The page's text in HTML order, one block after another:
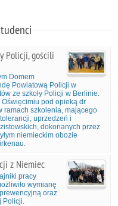
Policji, gościli
Domem
Powiatową Policji w
ze szkoły Policji w Berlinie.
pod opieką dr
ramach szkolenia, mającego
uprzedzeń i
dokonanych przez
niemieckim obozie
z Niemiec
pracy
wymianę
oraz